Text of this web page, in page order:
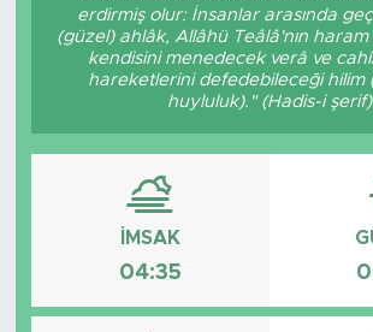
erdirmiş olur: İnsanlar arasında
(güzel) ahlâk, Allâhü Teâlâ'nın haram
kendisini menedecek verâ ve
hareketlerini defedebileceği hilim
huyluluk)." (Hadis-i şerif)
İMSAK
04:35